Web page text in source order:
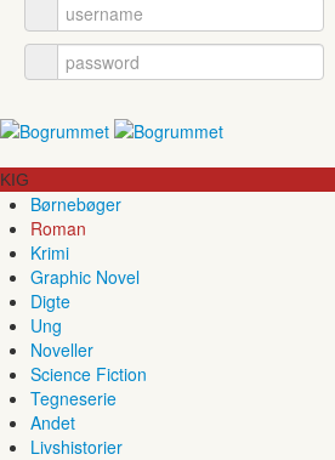
KIG
Børnebøger
Roman
Krimi
Graphic Novel
Digte
Ung
Noveller
Science Fiction
Tegneserie
Andet
Livshistorier